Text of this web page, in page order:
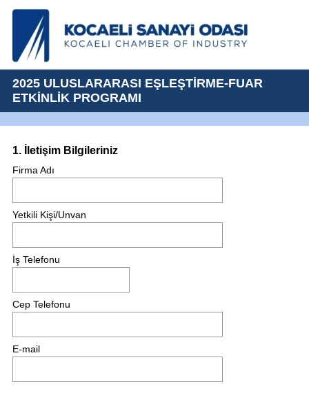
2025 ULUSLARARASI EŞLEŞTİRME-FUAR
ETKİNLİK PROGRAMI
Question
Title
1. İletişim Bilgileriniz
Firma Adı
Yetkili Kişi/Unvan
İş Telefonu
Cep Telefonu
E-mail